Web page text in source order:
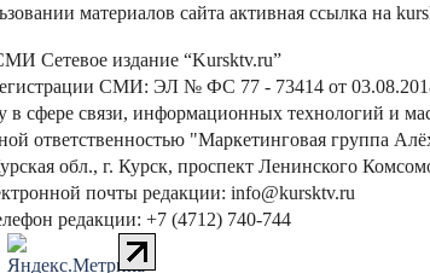
материалов сайта активная ссылка на
Сетевое издание “Kursktv.ru”
СМИ: ЭЛ № ФС 77 - 73414 от
сфере связи, информационных технологий и
ответственностью "Маркетинговая группа
обл., г. Курск, проспект Ленинского
почты редакции: info@kursktv.ru
редакции: +7 (4712) 740-744